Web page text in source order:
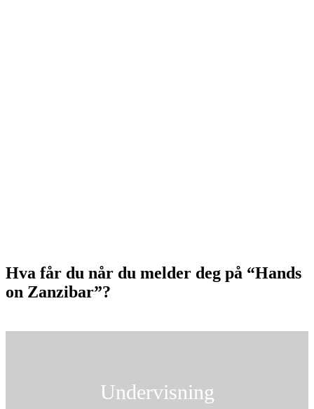
Hva får du når du melder deg på “Hands
on Zanzibar”?
Undervisning